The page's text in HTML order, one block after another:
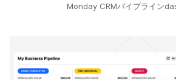
Monday CRMパイプライン